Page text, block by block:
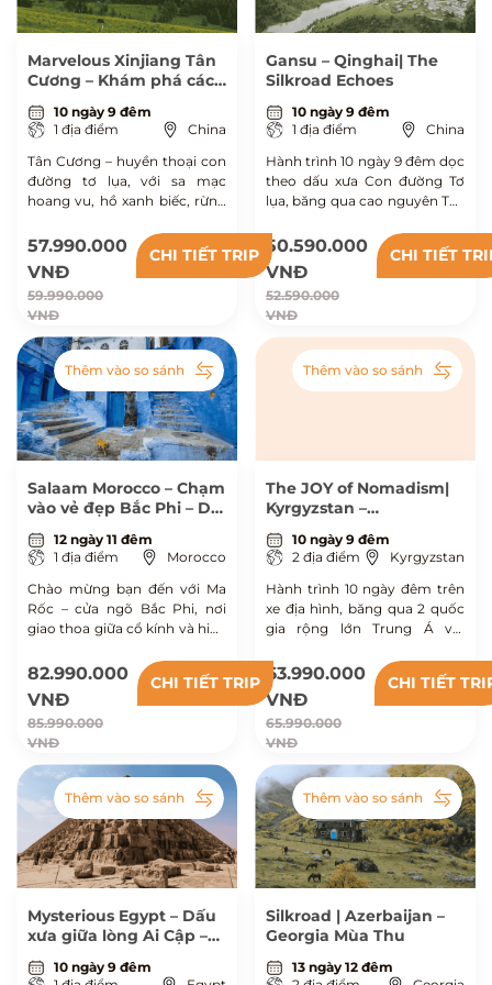
Marvelous Xinjiang Tân
Cương – Khám phá các
địa hình mê hoặc
10 ngày 9 đêm
1 địa điểm
China
Tân Cương – huyền thoại con
đường tơ lụa, với sa mạc
hoang vu, hồ xanh biếc, rừng
thảo nguyên dưới chân Thiên
Sơn tuyết phủ. Cùng
Bucketravel vi vu 10 ngày
roadtrip khám phá vẻ đẹp
Bắc Cương kỳ vĩ.
57.990.000
VNĐ
59.990.000
VNĐ
CHI TIẾT TRIP
Gansu – Qinghai| The
Silkroad Echoes
10 ngày 9 đêm
1 địa điểm
China
Hành trình 10 ngày 9 đêm dọc
theo dấu xưa Con đường Tơ
lụa, băng qua cao nguyên Tây
tiếng vọng linh thiêng nơi tu
viện và chạm tới những miền
biên viễn lặng thinh mà kỳ vĩ.
50.590.000
VNĐ
52.590.000
VNĐ
CHI TIẾT
Thêm vào so sánh
Salaam Morocco – Chạm
vào vẻ đẹp Bắc Phi – Dài
ngày
12 ngày 11 đêm
1 địa điểm
Morocco
Chào mừng bạn đến với Ma
Rốc – cửa ngõ Bắc Phi, nơi
giao thoa giữa cổ kính và hiện
văn hoá đa dạng. Hành trình
12 ngày cùng nhà Xô khám
phá 6 thành phố, hoá thân
caravan giữa sa mạc Erg
Chebbi, lạc bước vào medina
cổ.
82.990.000
VNĐ
85.990.000
VNĐ
CHI TIẾT TRIP
Thêm vào so sánh
The JOY of Nomadism|
Kyrgyzstan –
Kazakhstan
10 ngày 9 đêm
2 địa điểm
Kyrgyzstan
Hành trình 10 ngày đêm trên
xe địa hình, băng qua 2 quốc
gia rộng lớn Trung Á với
nào quên cùng người dân du
mục để đến với miền hạnh
phúc.
63.990.000
VNĐ
65.990.000
VNĐ
CHI TIẾT
Thêm vào so sánh
Mysterious Egypt – Dấu
xưa giữa lòng Ai Cập –
Ngắn ngày
10 ngày 9 đêm
Thêm vào so sánh
Silkroad | Azerbaijan –
Georgia Mùa Thu
13 ngày 12 đêm